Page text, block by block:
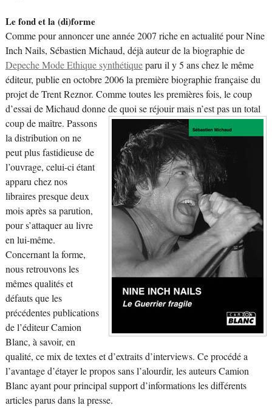
Le fond et la (di)forme
Comme pour annoncer une année 2007 riche en actualité pour Nine
Inch Nails, Sébastien Michaud, déjà auteur de la biographie de
Depeche Mode Ethique synthétiqueparu il y 5 ans chez le même
éditeur, publie en octobre 2006 la première biographie française du
projet de Trent Reznor. Comme toutes les premières fois, le coup
d’essai de Michaud donne de quoi se réjouir mais n’est pas un total
coup de maître. Passons
la distribution on ne
peut plus fastidieuse de
l’ouvrage, celui-ci étant
apparu chez nos
libraires presque deux
mois après sa parution,
pour s’attaquer au livre
en lui-même.
Concernant la forme,
nous retrouvons les
mêmes qualités et
défauts que les
précédentes publications
de l’éditeur Camion
Blanc, à savoir, en
qualité, ce mix de textes et d’extraits d’interviews. Ce procédé a
l’avantage d’étayer le propos sans l’alourdir, les auteurs Camion
Blanc ayant pour principal support d’informations les différents
articles parus dans la presse.